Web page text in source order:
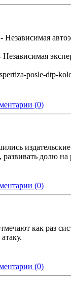
posle-dtp-
(0)
долю
(0)
как раз
(0)